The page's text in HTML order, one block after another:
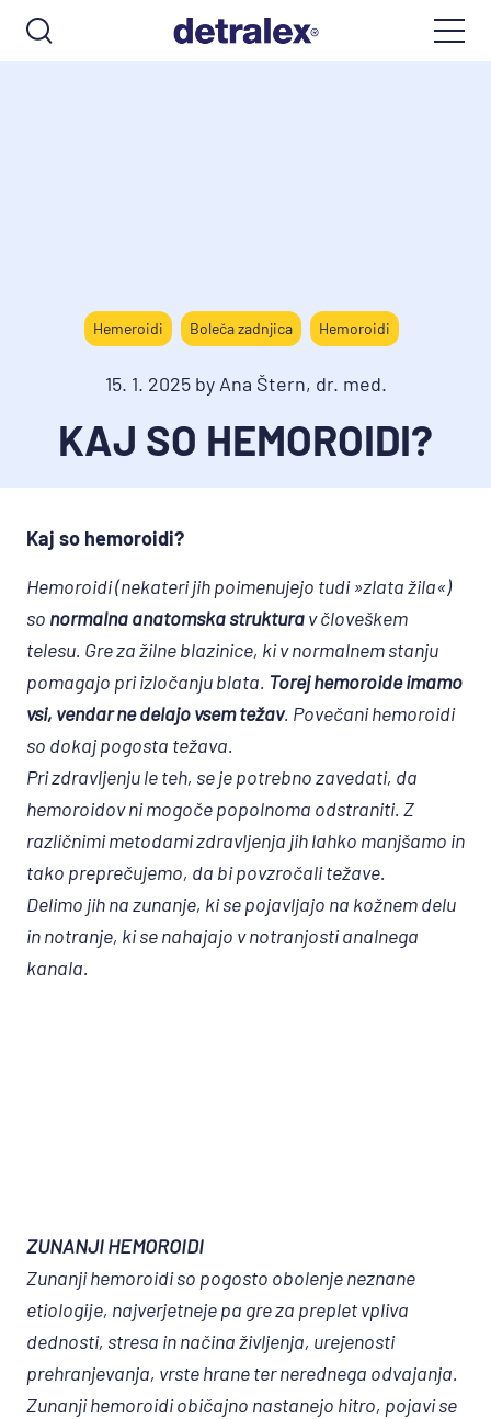
Hemeroidi Boleča zadnjica Hemoroidi
15. 1. 2025 by Ana Štern, dr. med.
KAJ SO HEMOROIDI?
Kaj so hemoroidi?
Hemoroidi (nekateri jih poimenujejo tudi »zlata žila«)
so normalna anatomska strukturav človeškem
telesu. Gre za žilne blazinice, ki v normalnem stanju
pomagajo pri izločanju blata. Torej hemoroide imamo
vsi, vendar ne delajo vsem težav. Povečani hemoroidi
so dokaj pogosta težava.
Pri zdravljenju le teh, se je potrebno zavedati, da
hemoroidov ni mogoče popolnoma odstraniti. Z
različnimi metodami zdravljenja jih lahko manjšamo in
tako preprečujemo, da bi povzročali težave.
Delimo jih na zunanje, ki se pojavljajo na kožnem delu
in notranje, ki se nahajajo v notranjosti analnega
kanala.
ZUNANJI HEMOROIDI
Zunanji hemoroidi so pogosto obolenje neznane
etiologije, najverjetneje pa gre za preplet vpliva
dednosti, stresa in načina življenja, urejenosti
prehranjevanja, vrste hrane ter nerednega odvajanja.
Zunanji hemoroidi običajno nastanejo hitro, pojavi se